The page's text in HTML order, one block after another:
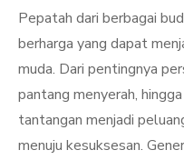
Pepatah dari berbagai
berharga yang dapat
muda. Dari pentingnya
pantang menyerah,
tantangan menjadi
menuju kesuksesan.